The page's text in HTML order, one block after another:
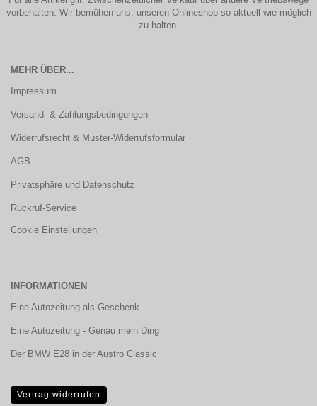
vorbehalten. Wir bemühen uns, unseren Onlineshop so aktuell wie möglich
zu halten.
MEHR ÜBER...
Impressum
Versand- & Zahlungsbedingungen
Widerrufsrecht & Muster-Widerrufsformular
AGB
Privatsphäre und Datenschutz
Rückruf-Service
Cookie Einstellungen
INFORMATIONEN
Eine Autozeitung als Geschenk
Eine Autozeitung - Genau mein Ding
Der BMW E28 in der Austro Classic
Vertrag widerrufen